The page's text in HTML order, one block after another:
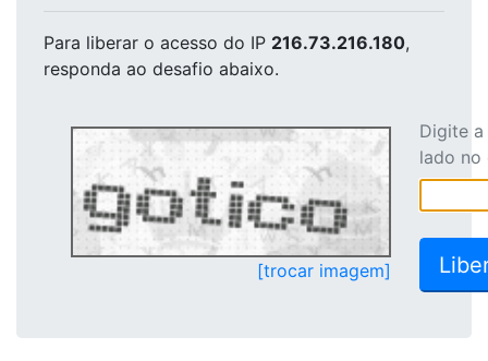
Para liberar o acesso do IP 216.73.216.180,
responda ao desafio abaixo.
[trocar imagem]
Digite
lado no